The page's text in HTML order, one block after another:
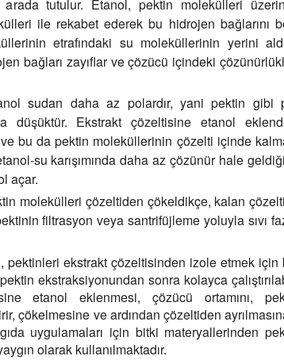
tutulur. Etanol, pektin molekülleri
ile rekabet ederek bu hidrojen bağlarını
etrafındaki su moleküllerinin yerini
bağları zayıflar ve çözücü içindeki
sudan daha az polardır, yani pektin gibi
düşüktür. Ekstrakt çözeltisine etanol
bu da pektin moleküllerinin çözelti içinde
su karışımında daha az çözünür hale
açar.
molekülleri çözeltiden çökeldikçe, kalan
filtrasyon veya santrifüjleme yoluyla sıvı
pektinleri ekstrakt çözeltisinden izole etmek için
ekstraksiyonundan sonra kolayca
etanol eklenmesi, çözücü ortamını,
çökelmesine ve ardından çözeltiden
uygulamaları için bitki materyallerinden
olarak kullanılmaktadır.